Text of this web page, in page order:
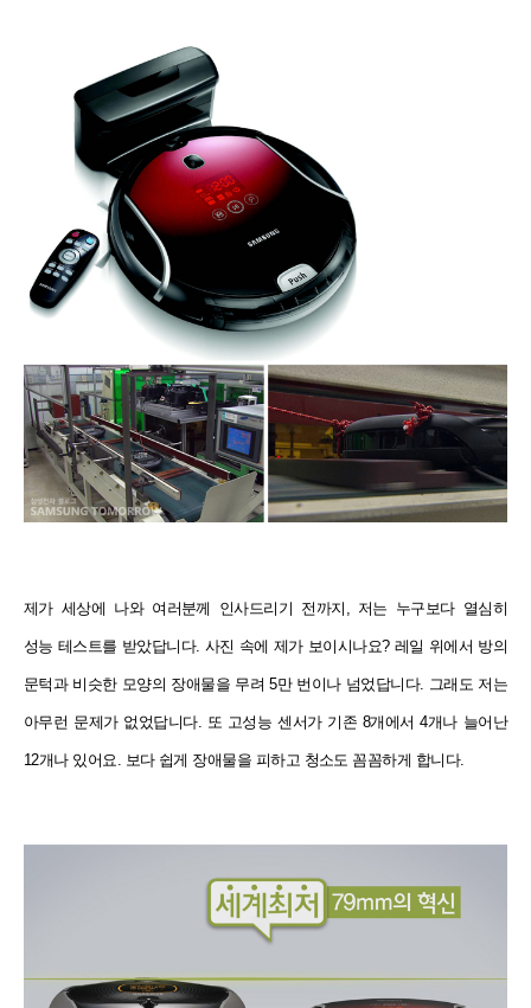
제가 세상에 나와 여러분께 인사드리기 전까지, 저는 누구보다 열심히
성능 테스트를 받았답니다. 사진 속에 제가 보이시나요? 레일 위에서 방의
문턱과 비슷한 모양의 장애물을 무려 5만 번이나 넘었답니다. 그래도 저는
아무런 문제가 없었답니다. 또 고성능 센서가 기존 8개에서 4개나 늘어난
12개나 있어요. 보다 쉽게 장애물을 피하고 청소도 꼼꼼하게 합니다.